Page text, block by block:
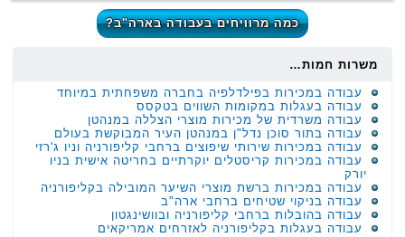
כמה מרוויחים בעבודה בארה"ב?
משרות חמות…
עבודה במכירות בפילדלפיה בחברה משפחתית במיוחד
עבודה בעגלות במקומות השווים בטקסס
עבודה משרדית של מכירות מוצרי הצללה במנהטן
עבודה בתור סוכן נדל"ן במנהטן העיר המבוקשת בעולם
עבודה במכירות שירותי שיפוצים ברחבי קליפורניה וניו ג'רזי
עבודה במכירות קריסטלים יוקרתיים בחריטה אישית בניו
יורק
עבודה במכירות ברשת מוצרי השיער המובילה בקליפורניה
עבודה בניקוי שטיחים ברחבי ארה"ב
עבודה בהובלות ברחבי קליפורניה ובוושינגטון
עבודה בעגלות בקליפורניה לאזרחים אמריקאים